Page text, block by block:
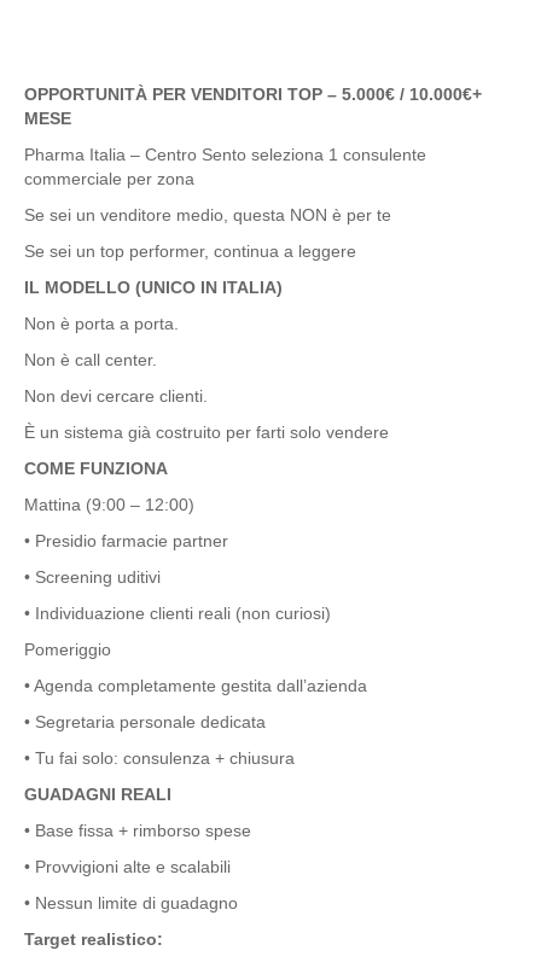
OPPORTUNITÀ PER VENDITORI TOP – 5.000€ / 10.000€+
MESE
Pharma Italia – Centro Sento seleziona 1 consulente
commerciale per zona
Se sei un venditore medio, questa NON è per te
Se sei un top performer, continua a leggere
IL MODELLO (UNICO IN ITALIA)
Non è porta a porta.
Non è call center.
Non devi cercare clienti.
È un sistema già costruito per farti solo vendere
COME FUNZIONA
Mattina (9:00 – 12:00)
• Presidio farmacie partner
• Screening uditivi
• Individuazione clienti reali (non curiosi)
Pomeriggio
• Agenda completamente gestita dall’azienda
• Segretaria personale dedicata
• Tu fai solo: consulenza + chiusura
GUADAGNI REALI
• Base fissa + rimborso spese
• Provvigioni alte e scalabili
• Nessun limite di guadagno
Target realistico: